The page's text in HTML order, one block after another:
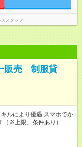
スタッフ
販売 制服貸
ルにより優遇 スマホでか
（※上限、条件あり）